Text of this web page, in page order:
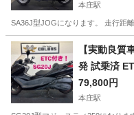
本庄駅
SA36J型JOGになります。 走行距
埼玉 児玉郡 本庄駅
【実動良質
発 試乗済
79,800円
本庄駅